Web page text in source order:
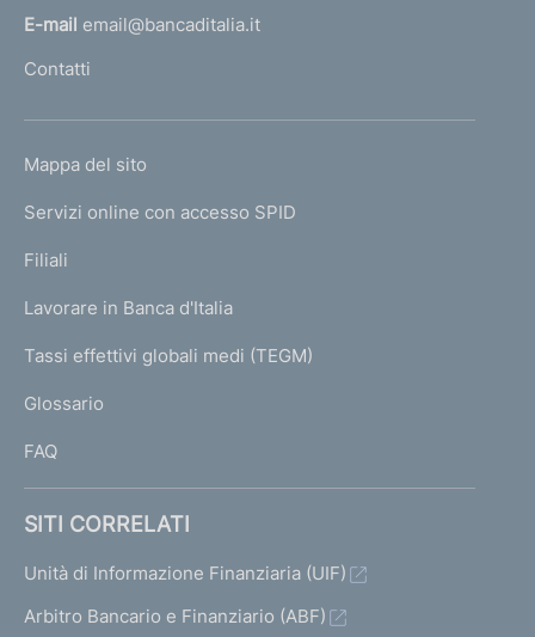
l
'
m
e
a
g
E-mail email@bancaditalia.it
Contatti
L
N
K
T
I
I
Mappa del sito
Servizi online con accesso SPID
Filiali
Lavorare in Banca d'Italia
Tassi effettivi globali medi (TEGM)
Glossario
FAQ
SITI CORRELATI
Unità di Informazione Finanziaria (UIF)
Arbitro Bancario e Finanziario (ABF)